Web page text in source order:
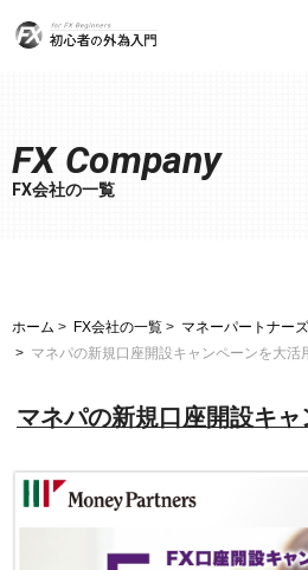
FX Company
FX会社の一覧
ホーム FX会社の一覧 マネーパートナーズ
マネパの新規口座開設キャンペーンを大活
マネパの新規口座開設キャ